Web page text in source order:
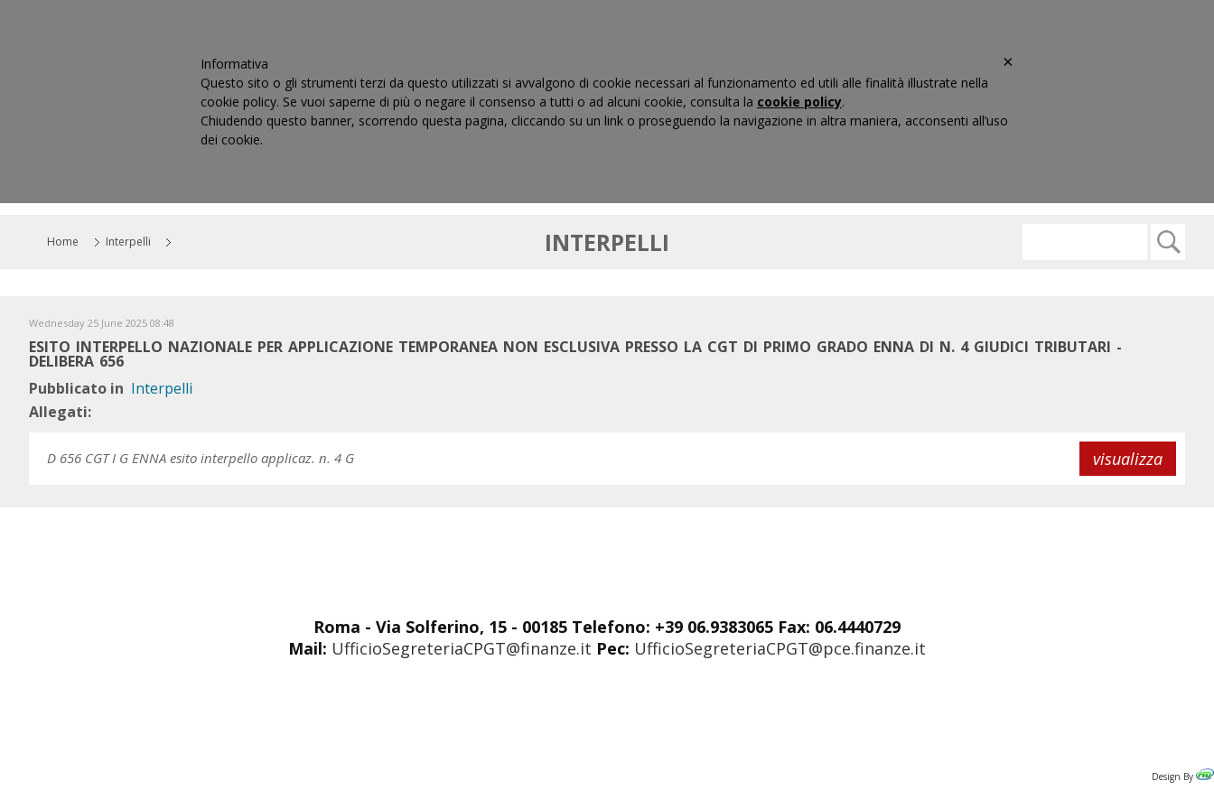
Home Interpelli INTERPELLI
Wednesday 25 June 2025 08:48
ESITO INTERPELLO NAZIONALE PER APPLICAZIONE TEMPORANEA NON ESCLUSIVA PRESSO LA CGT DI PRIMO GRADO ENNA DI N. 4 GIUDICI TRIBUTARI -
DELIBERA 656
Pubblicato in Interpelli
Allegati:
D 656 CGT I G ENNA esito interpello applicaz. n. 4 G visualizza
Design By
Roma - Via Solferino, 15 - 00185 Telefono: +39 06.9383065 Fax: 06.4440729
Mail: UfficioSegreteriaCPGT@finanze.it Pec: UfficioSegreteriaCPGT@pce.finanze.it
×
Informativa
Questo sito o gli strumenti terzi da questo utilizzati si avvalgono di cookie necessari al funzionamento ed utili alle finalità illustrate nella
cookie policy. Se vuoi saperne di più o negare il consenso a tutti o ad alcuni cookie, consulta la cookie policy.
Chiudendo questo banner, scorrendo questa pagina, cliccando su un link o proseguendo la navigazione in altra maniera, acconsenti all’uso
dei cookie.